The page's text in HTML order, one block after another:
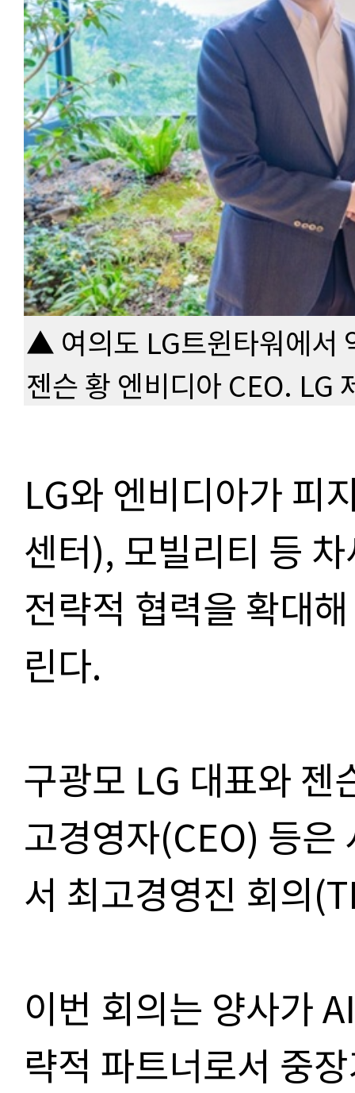
▲ 여의도 LG트윈타워에서
젠슨 황 엔비디아 CEO. LG
LG와 엔비디아가 피
센터), 모빌리티 등
전략적 협력을 확대
린다.
구광모 LG 대표와 젠
고경영자(CEO) 등은
서 최고경영진 회의
이번 회의는 양사가
략적 파트너로서 중